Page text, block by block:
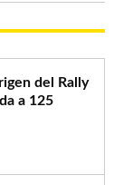
del Rally
a 125